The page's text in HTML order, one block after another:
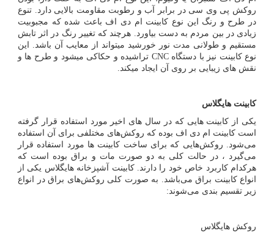
روکش پی وی سی در برابر آب و رطوبت مقاومت بالایی دارد. تنوع
در طرح و رنگ این نوع کابینت ام دی اف باعث شده که مجبوبیت
زیادی در بین مردم به دست بیاورد. هرچند که تغییر رنگ در اثر تابش
مستقیم و طولانی مدت نور خورشید می­تواند از معایب آن باشد. این
نوع کابینت نیز با دستگاهCNC تراشیده و حکاکی می­شود و طرح­ ها و
نقش ­های زیبایی بر روی آن ایجاد می­کند.
کابینت هایگلاس
یکی از کابینت‌ هایی که در سال های اخیر مورد استفاده قرار گرفته
است کابینت ام دی اف بوده که روکشهای مختلفی برای آن استفاده
می‌شود. روکشهایی که برای ساخت کابینت‌ ها مورد استفاده قرار
می‌گیرد ، در حالت کلی به دو صورت مات و براق بوده است که
هرکدام کاربرد خاص خود را دارند. کابینت آشپزخانه هایگلاس یکی از
انواع کابینت براق می‌باشد. به صورت کلی روکشهای براق در انواع
زیر تقسیم بندی می‌شوند:
روکش هایگلاس